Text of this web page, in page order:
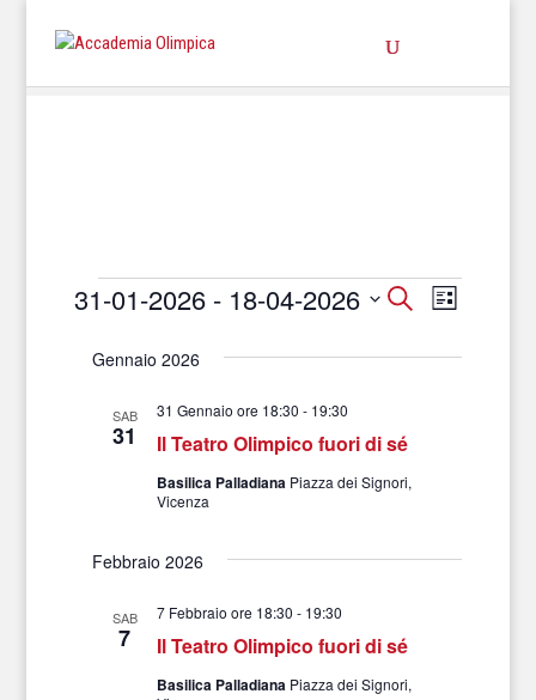
Eventi
Eventi
Ricerca
viste
Cerca Evento
Lista
31-01-2026 - 18-04-2026
Gennaio 2026
SAB
31 Il Teatro Olimpico fuori di sé
31 Gennaio ore 18:30 - 19:30
Basilica Palladiana Piazza dei Signori,
Vicenza
Febbraio 2026
SAB
7 Il Teatro Olimpico fuori di sé
7 Febbraio ore 18:30 - 19:30
Basilica Palladiana Piazza dei Signori,